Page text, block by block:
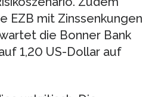
EZB mit Zinssenkungen
die Bonner Bank
1,20 US-Dollar auf